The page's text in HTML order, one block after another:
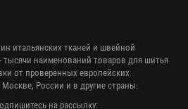
итальянских тканей и швейной
тысячи наименований товаров для шитья
от проверенных европейских
России и в другие страны.
на рассылку: